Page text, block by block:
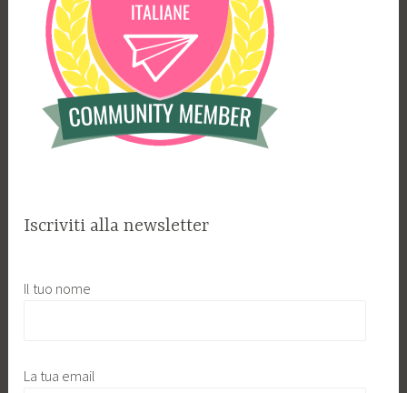
Iscriviti alla newsletter
Il tuo nome
La tua email